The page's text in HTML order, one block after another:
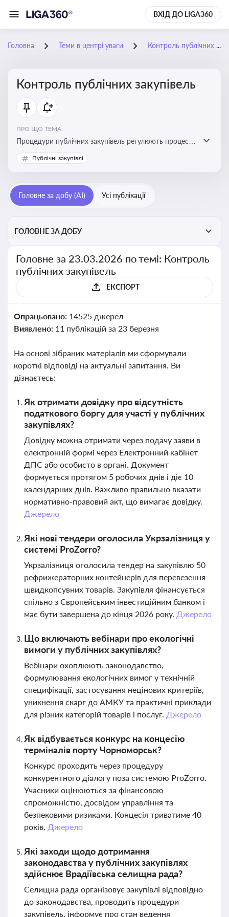
ВХІД ДО LIGA360
Головна Теми в центрі уваги Контроль публічних закупівель
Контроль публічних закупівель
ПРО ЩО ТЕМА:
Процедури публічних закупівель регулюють процес
придбання товарів, робіт і послуг державними
органами та підприємствами. Розуміння цих
юристам і бухгалтерам — забезпечити відповідність
законодавству
Публічні закупівлі
Головне за добу (AI) Усі публікації
ГОЛОВНЕ ЗА ДОБУ
Головне за 23.03.2026 по темі: Контроль
публічних закупівель
ЕКСПОРТ
Опрацьовано: 14525 джерел
Виявлено: 11 публікацій за 23 березня
На основі зібраних матеріалів ми сформували
короткі відповіді на актуальні запитання. Ви
дізнаєтесь:
Як отримати довідку про відсутність
податкового боргу для участі у публічних
закупівлях?
Довідку можна отримати через подачу заяви в
електронній формі через Електронний кабінет
ДПС або особисто в органі. Документ
формується протягом 5 робочих днів і діє 10
календарних днів. Важливо правильно вказати
нормативно-правовий акт, що вимагає довідку.
Джерело
Які нові тендери оголосила Укрзалізниця у
системі ProZorro?
Укрзалізниця оголосила тендер на закупівлю 50
рефрижераторних контейнерів для перевезення
швидкопсувних товарів. Закупівля фінансується
спільно з Європейським інвестиційним банком і
має бути завершена до кінця 2026 року. Джерело
Що включають вебінари про екологічні
вимоги у публічних закупівлях?
Вебінари охоплюють законодавство,
формулювання екологічних вимог у технічній
специфікації, застосування нецінових критеріїв,
уникнення скарг до АМКУ та практичні приклади
для різних категорій товарів і послуг. Джерело
Як відбувається конкурс на концесію
терміналів порту Чорноморськ?
Конкурс проходить через процедуру
конкурентного діалогу поза системою ProZorro.
Учасники оцінюються за фінансовою
спроможністю, досвідом управління та
безпековими ризиками. Концесія триватиме 40
років. Джерело
Які заходи щодо дотримання
законодавства у публічних закупівлях
здійснює Врадіївська селищна рада?
Селищна рада організовує закупівлі відповідно
до законодавства, проводить процедури
закупівель, інформує про стан ведення